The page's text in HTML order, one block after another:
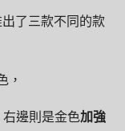
了三款不同的款
，
右邊則是金色加強